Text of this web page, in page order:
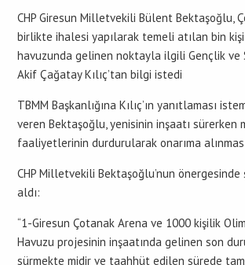
CHP Giresun Milletvekili Bülent Bektaşoğlu,
birlikte ihalesi yapılarak temeli atılan bin
havuzunda gelinen noktayla ilgili Gençlik ve
Akif Çağatay Kılıç’tan bilgi istedi
TBMM Başkanlığına Kılıç’ın yanıtlaması
veren Bektaşoğlu, yenisinin inşaatı sürerken
faaliyetlerinin durdurularak onarıma
CHP Milletvekili Bektaşoğlu’nun
aldı:
“1-Giresun Çotanak Arena ve 1000 kişilik
Havuzu projesinin inşaatında gelinen son
sürmekte midir ve taahhüt edilen sürede